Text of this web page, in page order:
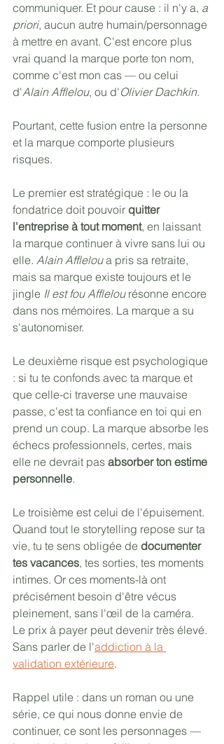
communiquer. Et pour cause : il n'y a, a
priori, aucun autre humain/personnage
à mettre en avant. C'est encore plus
vrai quand la marque porte ton nom,
comme c'est mon cas — ou celui
d'Alain Afflelou, ou d'Olivier Dachkin.
Pourtant, cette fusion entre la personne
et la marque comporte plusieurs
risques.
Le premier est stratégique : le ou la
fondatrice doit pouvoir quitter
l'entreprise à tout moment, en laissant
la marque continuer à vivre sans lui ou
elle. Alain Afflelou a pris sa retraite,
mais sa marque existe toujours et le
jingle Il est fou Afflelou résonne encore
dans nos mémoires. La marque a su
s'autonomiser.
Le deuxième risque est psychologique
: si tu te confonds avec ta marque et
que celle-ci traverse une mauvaise
passe, c'est ta confiance en toi qui en
prend un coup. La marque absorbe les
échecs professionnels, certes, mais
elle ne devrait pas absorber ton estime
personnelle.
Le troisième est celui de l'épuisement.
Quand tout le storytelling repose sur ta
vie, tu te sens obligée de documenter
tes vacances, tes sorties, tes moments
intimes. Or ces moments-là ont
précisément besoin d'être vécus
pleinement, sans l'œil de la caméra.
Le prix à payer peut devenir très élevé.
Sans parler de l'addiction à la
validation extérieure.
Rappel utile : dans un roman ou une
série, ce qui nous donne envie de
continuer, ce sont les personnages —